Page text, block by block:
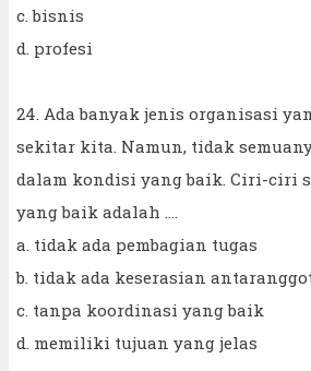
c. bisnis
d. profesi
24. Ada banyak jenis organisasi
sekitar kita. Namun, tidak
dalam kondisi yang baik. Ciri-ciri
yang baik adalah ....
a. tidak ada pembagian tugas
b. tidak ada keserasian
c. tanpa koordinasi yang baik
d. memiliki tujuan yang jelas